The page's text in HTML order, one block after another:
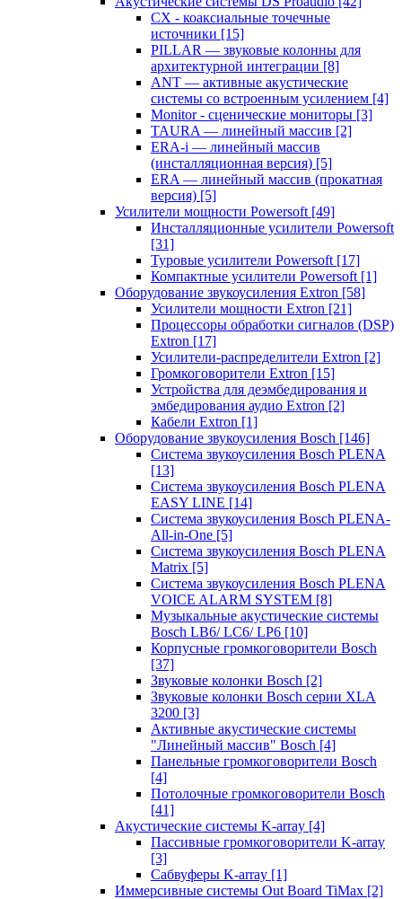
CX - коаксиальные точечные
источники [15]
PILLAR — звуковые колонны для
архитектурной интеграции [8]
ANT — активные акустические
системы со встроенным усилением [4]
Monitor - сценические мониторы [3]
TAURA — линейный массив [2]
ERA-i — линейный массив
(инсталляционная версия) [5]
ERA — линейный массив (прокатная
версия) [5]
Усилители мощности Powersoft [49]
Инсталляционные усилители Powersoft
[31]
Туровые усилители Powersoft [17]
Компактные усилители Powersoft [1]
Оборудование звукоусиления Extron [58]
Усилители мощности Extron [21]
Процессоры обработки сигналов (DSP)
Extron [17]
Усилители-распределители Extron [2]
Громкоговорители Extron [15]
Устройства для деэмбедирования и
эмбедирования аудио Extron [2]
Кабели Extron [1]
Оборудование звукоусиления Bosch [146]
Система звукоусиления Bosch PLENA
[13]
Система звукоусиления Bosch PLENA
EASY LINE [14]
Система звукоусиления Bosch PLENA-
All-in-One [5]
Система звукоусиления Bosch PLENA
Matrix [5]
Система звукоусиления Bosch PLENA
VOICE ALARM SYSTEM [8]
Музыкальные акустические системы
Bosch LB6/ LC6/ LP6 [10]
Корпусные громкоговорители Bosch
[37]
Звуковые колонки Bosch [2]
Звуковые колонки Bosch серии XLA
3200 [3]
Активные акустические системы
"Линейный массив" Bosch [4]
Панельные громкоговорители Bosch
[4]
Потолочные громкоговорители Bosch
[41]
Акустические системы K-array [4]
Пассивные громкоговорители K-array
[3]
Сабвуферы K-array [1]
Иммерсивные системы Out Board TiMax [2]